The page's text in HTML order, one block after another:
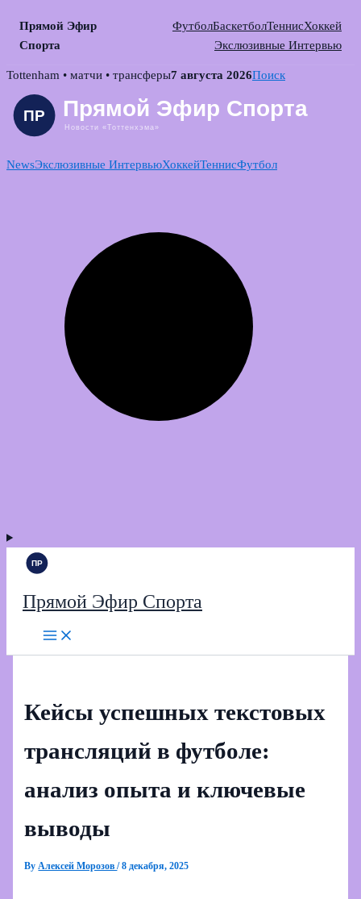
Прямой Эфир
Спорта
ФутболБаскетболТеннисХоккей
Экслюзивные Интервью
Skip
content
Tottenham • матчи • трансферы7 августа 2026Поиск
NewsЭкслюзивные ИнтервьюХоккейТеннисФутбол
Прямой Эфир Спорта
Кейсы успешных текстовых
трансляций в футболе:
анализ опыта и ключевые
выводы
ByАлексей Морозов/8 декабря, 2025